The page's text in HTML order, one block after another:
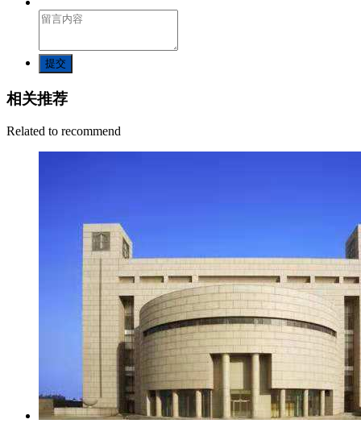
提交
相关推荐
Related to recommend